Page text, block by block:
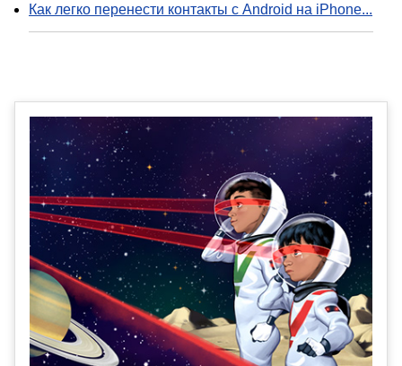
Как легко перенести контакты с Android на iPhone...